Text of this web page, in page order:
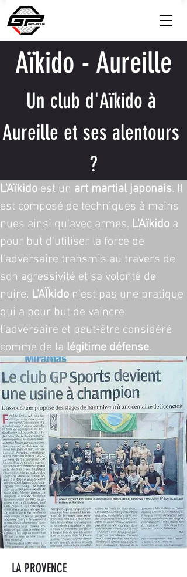
Aïkido - Aureille
Un club d'Aïkido à
Aureille et ses alentours
?
L'Aïkido est un art martial japonais. Il
est composé de techniques à mains
nues ainsi qu'avec armes. L'Aïkido a
pour but d'utiliser la force de
l'adversaire transmis au travers de
son agressivité et sa volonté de
nuire. L'AÏkido n'est pas une pratique
qui a pour but de vaincre
l'adversaire et peut-être considéré
comme de la légitime défense.
LA PROVENCE